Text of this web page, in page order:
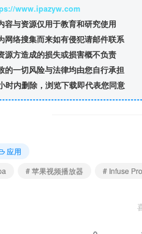
www.ipazyw.com
容与资源仅用于教育和研究使用
网络搜集而来如有侵犯请邮件联系
源方造成的损失或损害概不负责
的一切风险与法律均由您自行承担
时内删除，浏览下载即代表您同意
应用
# 苹果视频播放器 # Infuse